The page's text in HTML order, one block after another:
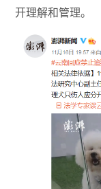
开理解和管理。